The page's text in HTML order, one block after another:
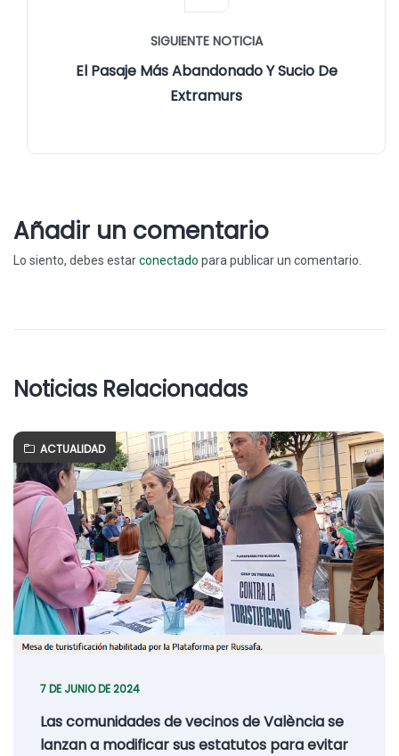
SIGUIENTE NOTICIA
El Pasaje Más Abandonado Y Sucio De
Extramurs
Añadir un comentario
Lo siento, debes estarconectado para publicar un comentario.
Noticias Relacionadas
ACTUALIDAD
7 DE JUNIO DE 2024
Las comunidades de vecinos de València se
lanzan a modificar sus estatutos para evitar